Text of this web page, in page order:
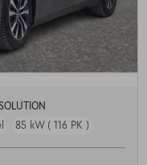
85 kW ( 116 PK )